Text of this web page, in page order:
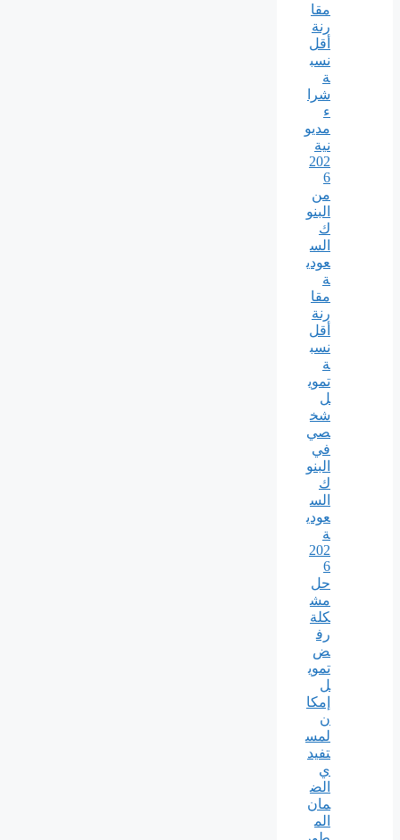
مقا
رنة
أقل
نسب
ة
شرا
ء
مديو
نية
202
6
من
البنو
ك
الس
عودي
ة
مقا
رنة
أقل
نسب
ة
تموي
ل
شخ
صي
في
البنو
ك
الس
عودي
ة
202
6
حل
مش
كلة
رف
ض
تموي
ل
إمكا
ن
لمس
تفيد
ي
الض
مان
الم